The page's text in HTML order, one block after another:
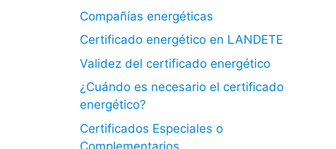
Compañías energéticas
Certificado energético en LANDETE
Validez del certificado energético
¿Cuándo es necesario el certificado
energético?
Certificados Especiales o
Complementarios